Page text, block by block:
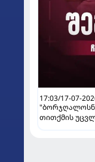
17:03/17-07-
თითქმის